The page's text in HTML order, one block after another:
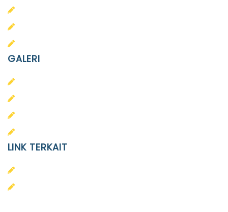
GALERI
LINK TERKAIT